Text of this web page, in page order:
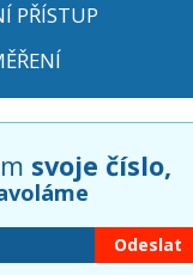
PŘÍSTUP
svoje číslo,